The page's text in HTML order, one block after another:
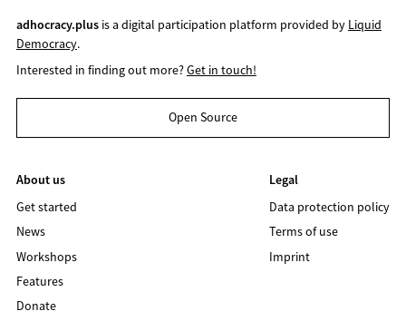
adhocracy.plusis a digital participation platform provided by Liquid
Democracy.
Interested in finding out more?Get in touch!
Open Source
About us
Get started
News
Workshops
Features
Donate
Legal
Data protection policy
Terms of use
Imprint